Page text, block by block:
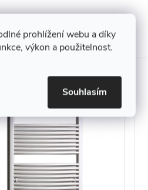
prohlížení webu a díky
výkon a použitelnost.
Souhlasím